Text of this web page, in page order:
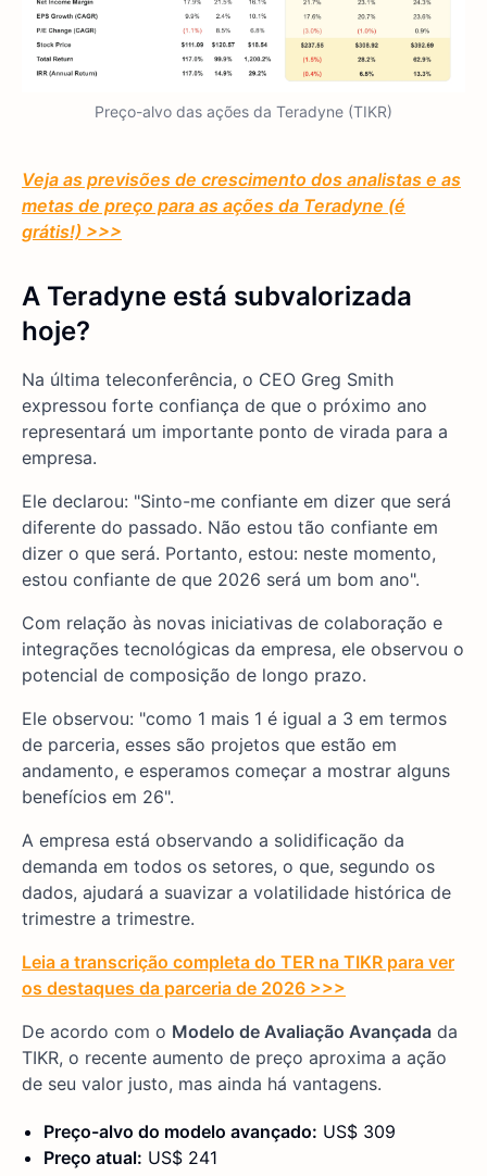
Preço-alvo das ações da Teradyne (TIKR)
Veja as previsões de crescimento dos analistas e as
metas de preço para as ações da Teradyne (é
grátis!) >>>
A Teradyne está subvalorizada
hoje?
Na última teleconferência, o CEO Greg Smith
expressou forte confiança de que o próximo ano
representará um importante ponto de virada para a
empresa.
Ele declarou: "Sinto-me confiante em dizer que será
diferente do passado. Não estou tão confiante em
dizer o que será. Portanto, estou: neste momento,
estou confiante de que 2026 será um bom ano".
Com relação às novas iniciativas de colaboração e
integrações tecnológicas da empresa, ele observou o
potencial de composição de longo prazo.
Ele observou: "como 1 mais 1 é igual a 3 em termos
de parceria, esses são projetos que estão em
andamento, e esperamos começar a mostrar alguns
benefícios em 26".
A empresa está observando a solidificação da
demanda em todos os setores, o que, segundo os
dados, ajudará a suavizar a volatilidade histórica de
trimestre a trimestre.
Leia a transcrição completa do TER na TIKR para ver
os destaques da parceria de 2026 >>>
De acordo com o Modelo de Avaliação Avançada da
TIKR, o recente aumento de preço aproxima a ação
de seu valor justo, mas ainda há vantagens.
Preço-alvo do modelo avançado: US$ 309
Preço atual: US$ 241